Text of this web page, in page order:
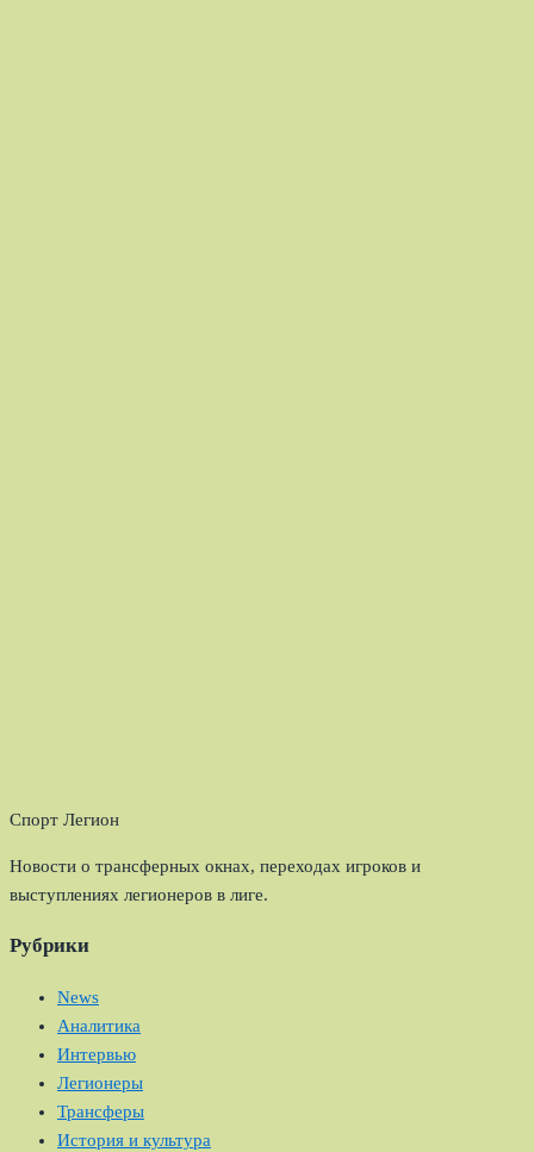
Спорт Легион
Новости о трансферных окнах, переходах игроков и
выступлениях легионеров в лиге.
Рубрики
News
Аналитика
Интервью
Легионеры
Трансферы
История и культура